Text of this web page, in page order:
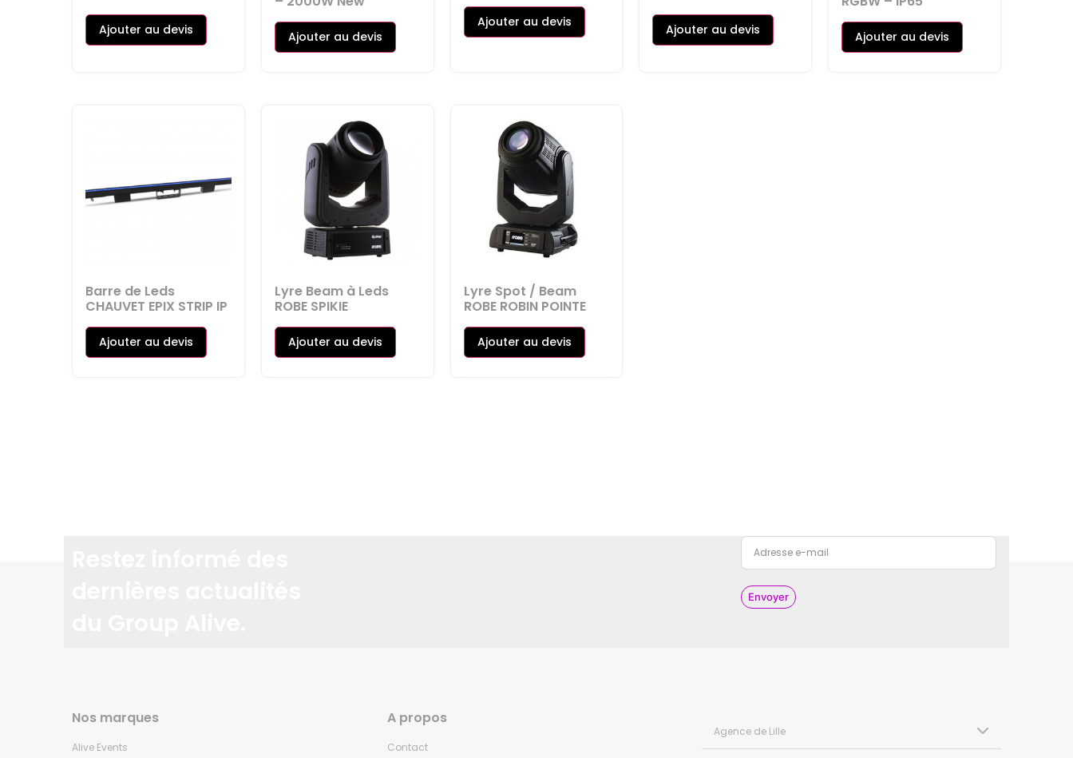
Ajouter au devis Ajouter au devis
Ajouter au devis Ajouter au devis Ajouter au devis
Barre de Leds
CHAUVET EPIX STRIP IP
Ajouter au devis
Lyre Beam à Leds
ROBE SPIKIE
Ajouter au devis
Lyre Spot / Beam
ROBE ROBIN POINTE
Ajouter au devis
Envoyer
Nos marques
Alive Events
A propos
Contact
Agence de Lille